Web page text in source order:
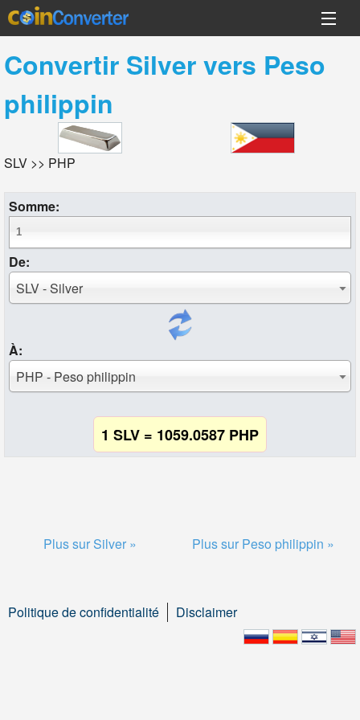
Convertir Silververs Peso
philippin
SLV >> PHP
Somme:
De:
SLV - Silver
À:
PHP - Peso philippin
1 SLV = 1059.0587 PHP
Plus sur Silver » Plus sur Peso philippin »
Politique de confidentialité Disclaimer